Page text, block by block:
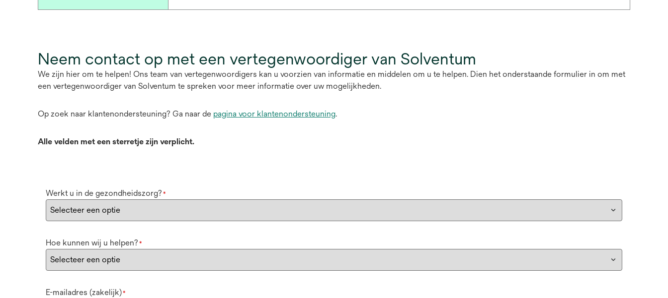
Neem contact op met een vertegenwoordiger van Solventum
We zijn hier om te helpen! Ons team van vertegenwoordigers kan u voorzien van informatie en middelen om u te helpen. Dien het onderstaande formulier in om met
een vertegenwoordiger van Solventum te spreken voor meer informatie over uw mogelijkheden.
Op zoek naar klantenondersteuning? Ga naar de pagina voor klantenondersteuning.
Alle velden met een sterretje zijn verplicht.
Werkt u in de gezondheidszorg? *
Hoe kunnen wij u helpen? *
E-mailadres (zakelijk)*